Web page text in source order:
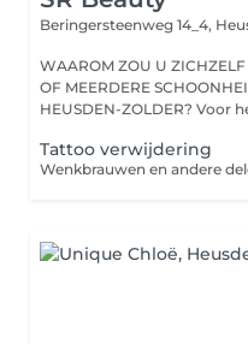
Beringersteenweg 14_4,
WAAROM ZOU U
OF MEERDERE
HEUSDEN-ZOLDER? Voor heel wat behandelingen gaan wij
Tattoo verwijdering